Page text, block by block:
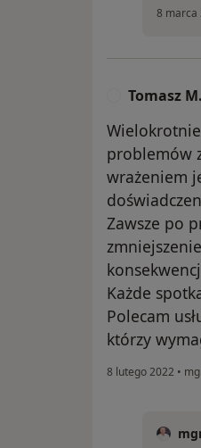
8 marca
Tomasz M.
problemów
wrażeniem
Zawsze po
Każde
Polecam
którzy
8 lutego 2022 •